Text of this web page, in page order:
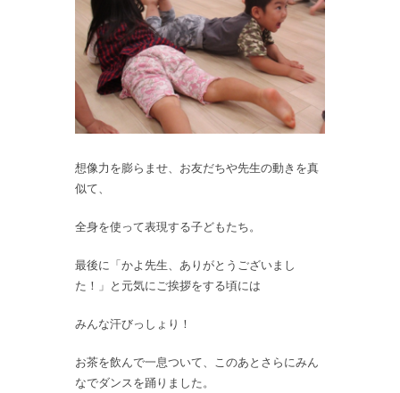
想像力を膨らませ、お友だちや先生の動きを真
似て、
全身を使って表現する子どもたち。
最後に「かよ先生、ありがとうございまし
た！」と元気にご挨拶をする頃には
みんな汗びっしょり！
お茶を飲んで一息ついて、このあとさらにみん
なでダンスを踊りました。